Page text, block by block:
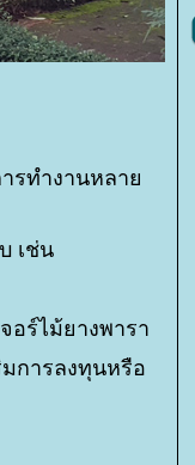
ารทำงานหลา
เช่น
อร์ไม้ยางพารา
การลงทุนหรือ